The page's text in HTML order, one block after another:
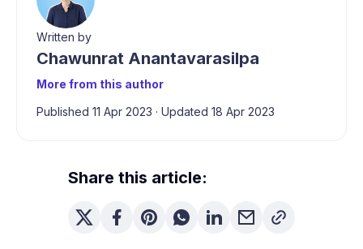
Written by
Chawunrat Anantavarasilpa
More from this author
Published 11 Apr 2023 · Updated 18 Apr 2023
Share this article: